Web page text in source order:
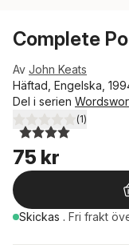
Complete
Av John Keats
Häftad, Engelska,
Del i serien
4,0utav 5 stjärnor.
(1)
75 kr
Skickas . Fri frakt